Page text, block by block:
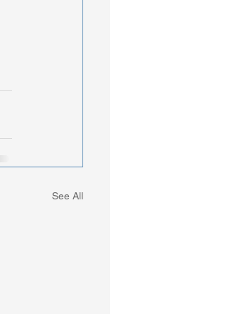
See All